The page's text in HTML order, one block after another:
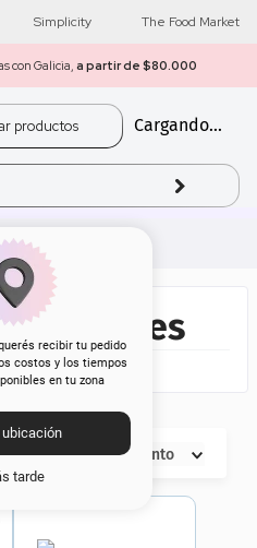
Simplicity The Food Market
con Galicia, a partir de $80.000
Cargando...
recibir tu pedido
costos y los tiempos
en tu zona
ubicación
tarde
Descuento